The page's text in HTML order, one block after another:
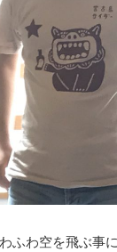
ふわ空を飛ぶ事